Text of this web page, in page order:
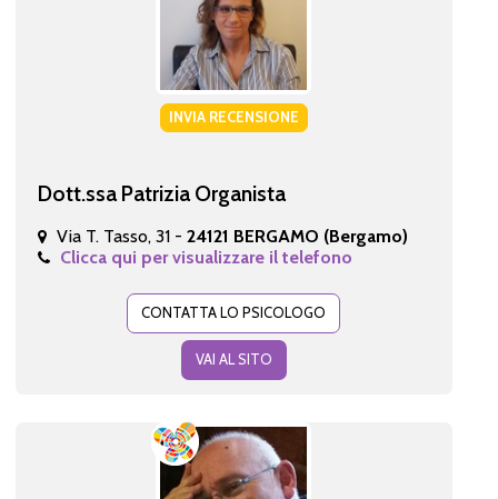
INVIA RECENSIONE
Dott.ssa Patrizia Organista
Via T. Tasso, 31 - 24121 BERGAMO (Bergamo)
Clicca qui per visualizzare il telefono
CONTATTA LO PSICOLOGO
VAI AL SITO